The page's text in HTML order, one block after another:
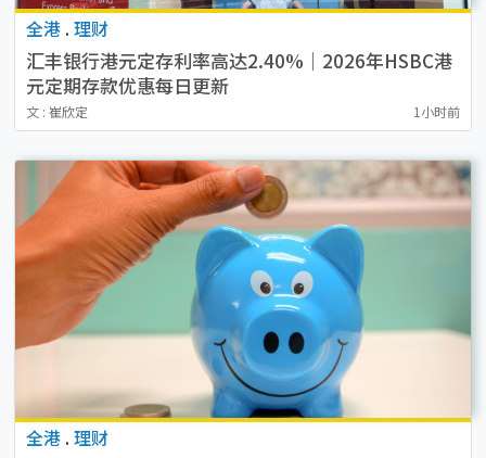
全港 . 理财
汇丰银行港元定存利率高达2.40%｜2026年HSBC港
元定期存款优惠每日更新
文 : 崔欣定 1小时前
全港 . 理财